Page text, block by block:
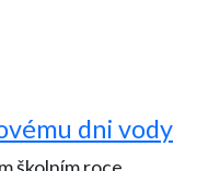
dni vody